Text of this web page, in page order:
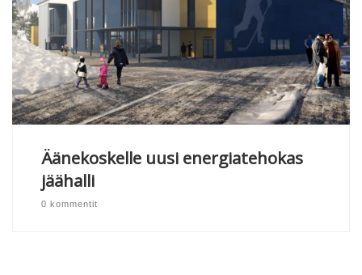
Äänekoskelle uusi energiatehokas
jäähalli
0 kommentit